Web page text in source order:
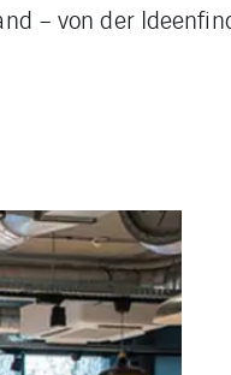
– von der